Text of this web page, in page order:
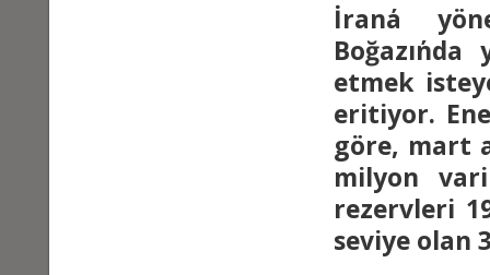
İran΄a
etmek
eritiyor.
göre, mart
milyon
rezervleri
seviye olan